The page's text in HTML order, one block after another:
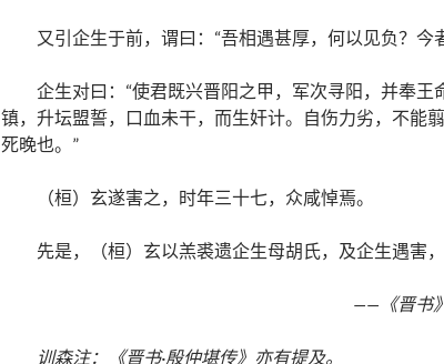
又引企生于前，谓曰：“吾相遇甚厚，何以见负？今
企生对曰：“使君既兴晋阳之甲，军次寻阳，并奉王
镇，升坛盟誓，口血未干，而生奸计。自伤力劣，不能
死晚也。”
（桓）玄遂害之，时年三十七，众咸悼焉。
先是，（桓）玄以羔裘遗企生母胡氏，及企生遇害，
——《晋书
训森注：《晋书·殷仲堪传》亦有提及。